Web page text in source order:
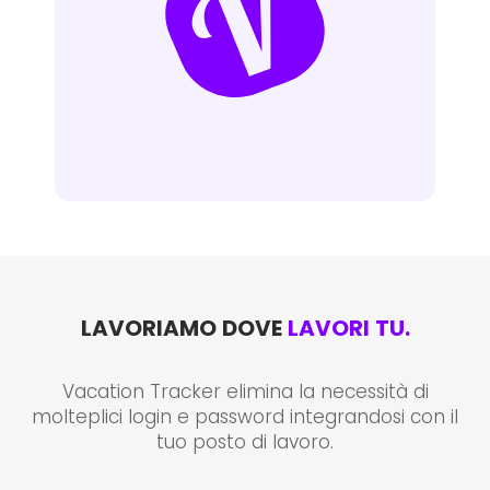
LAVORIAMO DOVE LAVORI TU.
Vacation Tracker elimina la necessità di
molteplici login e password integrandosi con il
tuo posto di lavoro.